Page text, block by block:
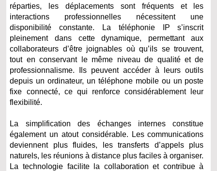
réparties, les déplacements sont fréquents et les
interactions professionnelles nécessitent une
disponibilité constante. La téléphonie IP s’inscrit
pleinement dans cette dynamique, permettant aux
collaborateurs d’être joignables où qu’ils se trouvent,
tout en conservant le même niveau de qualité et de
professionnalisme. Ils peuvent accéder à leurs outils
depuis un ordinateur, un téléphone mobile ou un poste
fixe connecté, ce qui renforce considérablement leur
flexibilité.
La simplification des échanges internes constitue
également un atout considérable. Les communications
deviennent plus fluides, les transferts d’appels plus
naturels, les réunions à distance plus faciles à organiser.
La technologie facilite la collaboration et contribue à